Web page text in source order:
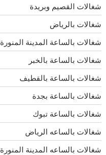
شغالات القصيم وبريدة
شغالات بالرياض
شغالات بالساعة المدينة المنورة
شغالات بالساعة بالخبر
شغالات بالساعة بالقطيف
شغالات بالساعة بجدة
شغالات بالساعة تبوك
شغالات بالساعه الرياض
شغالات بالساعه المدينة المنورة